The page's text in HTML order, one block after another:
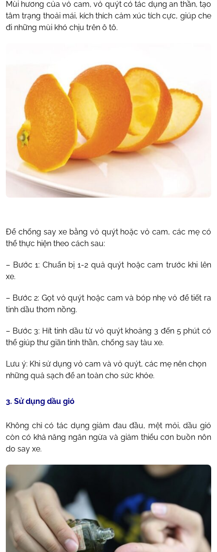
Mùi hương của vỏ cam, vỏ quýt có tác dụng an thần, tạo
tâm trạng thoải mái, kích thích cảm xúc tích cực, giúp che
đi những mùi khó chịu trên ô tô.
Để chống say xe bằng vỏ quýt hoặc vỏ cam, các mẹ có
thể thực hiện theo cách sau:
– Bước 1: Chuẩn bị 1-2 quả quýt hoặc cam trước khi lên
xe.
– Bước 2: Gọt vỏ quýt hoặc cam và bóp nhẹ vỏ để tiết ra
tinh dầu thơm nồng.
– Bước 3: Hít tinh dầu từ vỏ quýt khoảng 3 đến 5 phút có
thể giúp thư giãn tinh thần, chống say tàu xe.
Lưu ý: Khi sử dụng vỏ cam và vỏ quýt, các mẹ nên chọn
những quả sạch để an toàn cho sức khỏe.
3. Sử dụng dầu gió
Không chỉ có tác dụng giảm đau đầu, mệt mỏi, dầu gió
còn có khả năng ngăn ngừa và giảm thiểu cơn buồn nôn
do say xe.